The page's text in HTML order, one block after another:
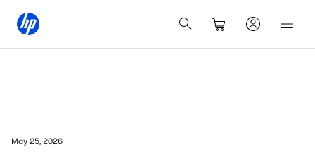
May 25, 2026